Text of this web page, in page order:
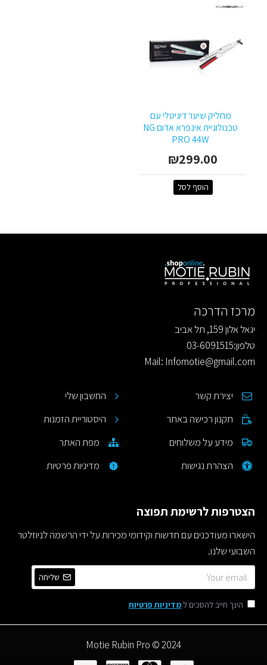
מחליק שיער דיגיטלי עם
טכנולוגיית אינפרא אדום NG
PRO 44W
₪299.00
הוסף לסל
מרכז הדרכה
יגאל אלון 159, תל אביב
טלפון:03-6091515
Mail: Infomotie@gmail.com
יצירת קשר
תקנון רכישה באתר
מידע על משלוחים
הצהרת נגישות
החשבון שלי
היסטוריית הזמנות
מפת האתר
מדיניות פרטיות
הצטרפות לרשימת תפוצה
הישארו מעודכנים עם חדשות וקידומי מכירות על ידי הרשמה לניוזלטר
השבועי שלנו.
שליחה
הינך חייב להסכים ל מדיניות פרטיות
Motie Rubin Pro © 2024